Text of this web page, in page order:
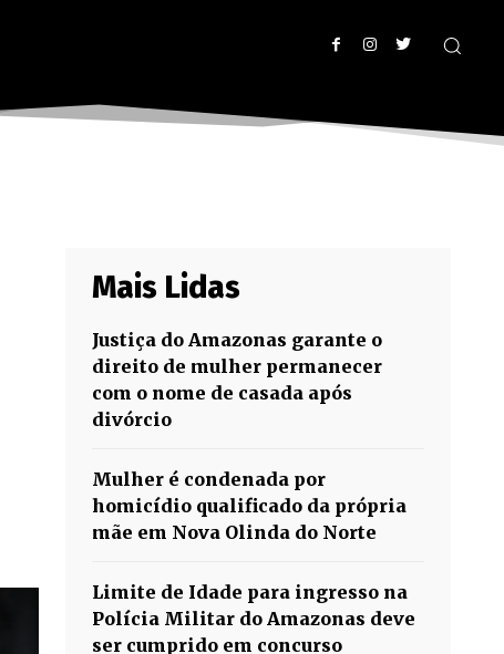
Mais Lidas
Justiça do Amazonas garante o
direito de mulher permanecer
com o nome de casada após
divórcio
Mulher é condenada por
homicídio qualificado da própria
mãe em Nova Olinda do Norte
Limite de Idade para ingresso na
Polícia Militar do Amazonas deve
ser cumprido em concurso